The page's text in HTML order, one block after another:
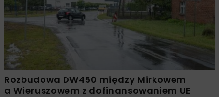
Rozbudowa DW450 między Mirkowem
a Wieruszowem z dofinansowaniem UE